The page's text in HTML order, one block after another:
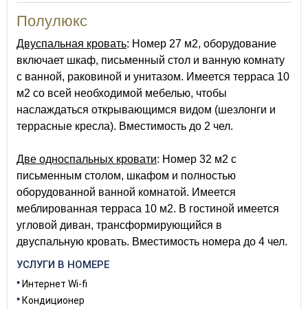
Полулюкс
Двуспальная кровать: Номер 27 м2, оборудование
включает шкаф, письменный стол и ванную комнату
с ванной, раковиной и унитазом. Имеется терраса 10
м2 со всей необходимой мебелью, чтобы
наслаждаться открывающимся видом (шезлонги и
террасные кресла). Вместимость до 2 чел.
Две односпальных кровати: Номер 32 м2 с
письменным столом, шкафом и полностью
оборудованной ванной комнатой. Имеется
меблированная терраса 10 м2. В гостиной имеется
угловой диван, трансформирующийся в
двуспальную кровать. Вместимость номера до 4 чел.
УСЛУГИ В НОМЕРЕ
Интернет Wi-fi
Кондиционер